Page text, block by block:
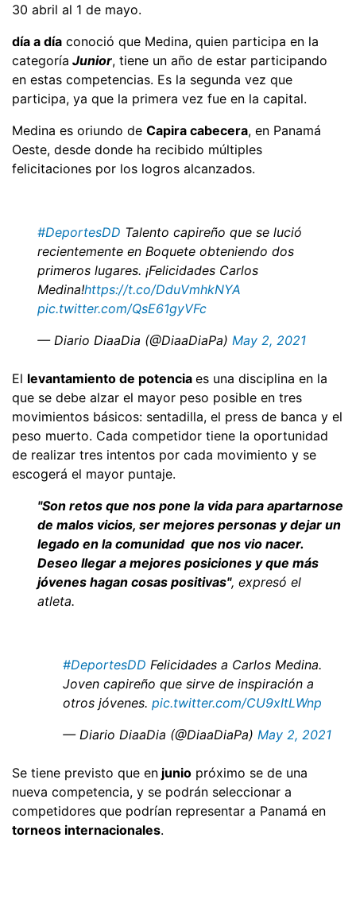
30 abril al 1 de mayo.
día a día conoció que Medina, quien participa en la
categoría Junior, tiene un año de estar participando
en estas competencias. Es la segunda vez que
participa, ya que la primera vez fue en la capital.
Medina es oriundo de Capira cabecera, en Panamá
Oeste, desde donde ha recibido múltiples
felicitaciones por los logros alcanzados.
#DeportesDD Talento capireño que se lució
recientemente en Boquete obteniendo dos
primeros lugares. ¡Felicidades Carlos
Medina!https://t.co/DduVmhkNYA
pic.twitter.com/QsE61gyVFc
— Diario DiaaDia (@DiaaDiaPa) May 2, 2021
El levantamiento de potencia es una disciplina en la
que se debe alzar el mayor peso posible en tres
movimientos básicos: sentadilla, el press de banca y el
peso muerto. Cada competidor tiene la oportunidad
de realizar tres intentos por cada movimiento y se
escogerá el mayor puntaje.
"Son retos que nos pone la vida para apartarnose
de malos vicios, ser mejores personas y dejar un
legado en la comunidad que nos vio nacer.
Deseo llegar a mejores posiciones y que más
jóvenes hagan cosas positivas", expresó el
atleta.
#DeportesDD Felicidades a Carlos Medina.
Joven capireño que sirve de inspiración a
otros jóvenes. pic.twitter.com/CU9xItLWnp
— Diario DiaaDia (@DiaaDiaPa) May 2, 2021
Se tiene previsto que en junio próximo se de una
nueva competencia, y se podrán seleccionar a
competidores que podrían representar a Panamá en
torneos internacionales.